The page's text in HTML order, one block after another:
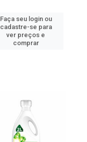
Faça seu login ou
cadastre-se para
ver preços e
comprar